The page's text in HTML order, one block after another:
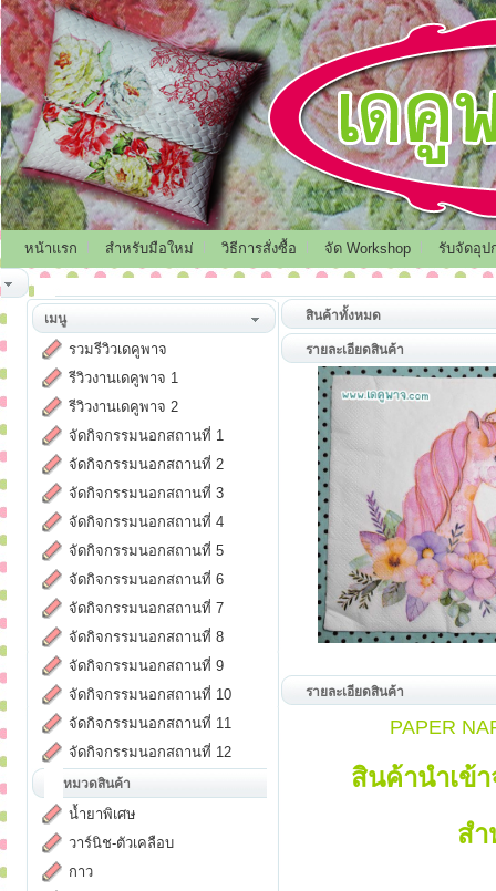
หน้าแรก สำหรับมือใหม่ วิธีการสั่งซื้อ จัด Workshop รับจัดอุป
เมนู
รวมรีวิวเดคูพาจ
รีวิวงานเดคูพาจ 1
รีวิวงานเดคูพาจ 2
จัดกิจกรรมนอกสถานที่ 1
จัดกิจกรรมนอกสถานที่ 2
จัดกิจกรรมนอกสถานที่ 3
จัดกิจกรรมนอกสถานที่ 4
จัดกิจกรรมนอกสถานที่ 5
จัดกิจกรรมนอกสถานที่ 6
จัดกิจกรรมนอกสถานที่ 7
จัดกิจกรรมนอกสถานที่ 8
จัดกิจกรรมนอกสถานที่ 9
จัดกิจกรรมนอกสถานที่ 10
จัดกิจกรรมนอกสถานที่ 11
จัดกิจกรรมนอกสถานที่ 12
หมวดสินค้า
น้ำยาพิเศษ
วาร์นิช-ตัวเคลือบ
กาว
สินค้าทั้งหมด
รายละเอียดสินค้า
รายละเอียดสินค้า
PAPER
สินค้านำเข้
สำ